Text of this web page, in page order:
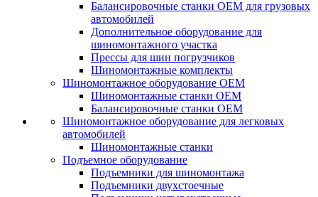
Балансировочные станки ОЕМ для грузовых
автомобилей
Дополнительное оборудование для
шиномонтажного участка
Прессы для шин погрузчиков
Шиномонтажные комплекты
Шиномонтажное оборудование ОЕМ
Шиномонтажные станки ОЕМ
Балансировочные станки ОЕМ
Шиномонтажное оборудование для легковых
автомобилей
Шиномонтажные станки
Подъемное оборудование
Подъемники для шиномонтажа
Подъемники двухстоечные